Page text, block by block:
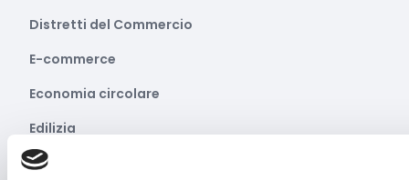
Distretti del Commercio
E-commerce
Economia circolare
Edilizia
Editoria e informazione